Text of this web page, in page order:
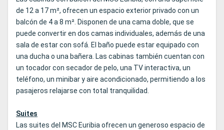
de 12 a 17 m², ofrecen un espacio exterior privado con un
balcón de 4 a 8 m². Disponen de una cama doble, que se
puede convertir en dos camas individuales, además de una
sala de estar con sofá. El baño puede estar equipado con
una ducha o una bañera. Las cabinas también cuentan con
un tocador con secador de pelo, una TV interactiva, un
teléfono, un minibar y aire acondicionado, permitiendo a los
pasajeros relajarse con total tranquilidad.
Suites
Las suites del MSC Euribia ofrecen un generoso espacio de